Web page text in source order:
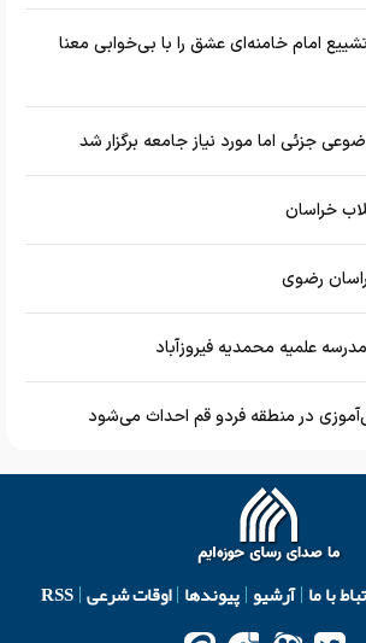
امام خامنه‌ای عشق را با بی‌خوابی معنا
جزئی اما مورد نیاز جامعه برگزار شد
خراسان
رضوی
علمیه محمدیه فیروزآباد
در منطقه فردو قم احداث می‌شود
با ما آرشیو پیوندها اوقات شرعی RSS